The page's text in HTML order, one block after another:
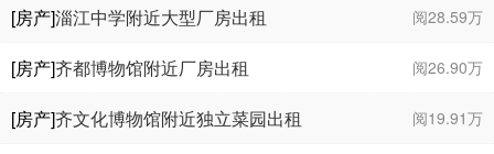
阅28.59万
[房产]淄江中学附近大型厂房出租
阅26.90万
[房产]齐都博物馆附近厂房出租
阅19.91万
[房产]齐文化博物馆附近独立菜园出租